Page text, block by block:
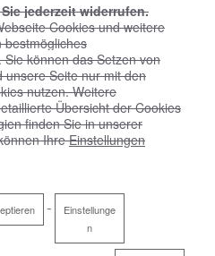
jederzeit widerrufen.
Cookies und weitere
bestmögliches
können das Setzen von
unsere Seite nur mit den
nutzen. Weitere
Übersicht der Cookies
finden Sie in unserer
IhreEinstellungen
Einstellunge
n